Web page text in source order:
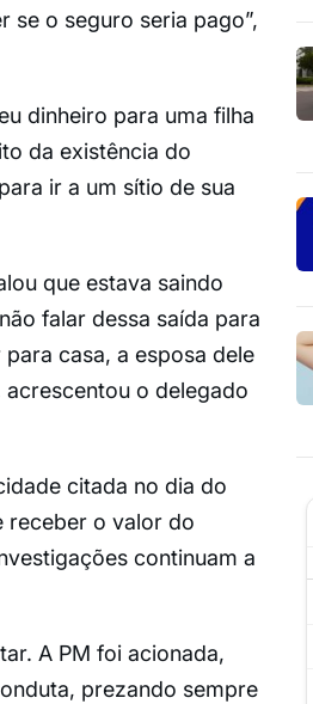
se o seguro seria pago”,
dinheiro para uma filha
da existência do
ir a um sítio de sua
que estava saindo
falar dessa saída para
casa, a esposa dele
o delegado
citada no dia do
receber o valor do
continuam a
A PM foi acionada,
prezando sempre